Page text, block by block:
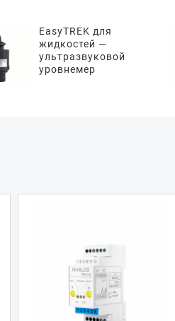
EasyTREK для
жидкостей —
ультразвуковой
уровнемер